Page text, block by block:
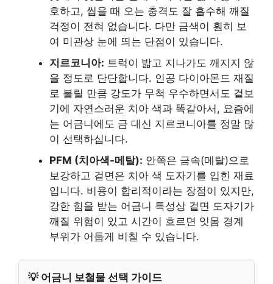
호하고, 씹을 때 오는 충격도 잘 흡수해 깨질
걱정이 전혀 없습니다. 다만 금색이 훤히 보
여 미관상 눈에 띄는 단점이 있습니다.
지르코니아: 트럭이 밟고 지나가도 깨지지 않
을 정도로 단단합니다. 인공 다이아몬드 재질
로 불릴 만큼 강도가 무척 우수하면서도 겉보
기에 자연스러운 치아 색과 똑같아서, 요즘에
는 어금니에도 금 대신 지르코니아를 정말 많
이 선택하십니다.
PFM (치아색-메탈): 안쪽은 금속(메탈)으로
보강하고 겉면은 치아 색 도자기를 입힌 재료
입니다. 비용이 합리적이라는 장점이 있지만,
강한 힘을 받는 어금니 특성상 겉면 도자기가
깨질 위험이 있고 시간이 흐르면 잇몸 경계
부위가 어둡게 비칠 수 있습니다.
💡 어금니 보철물 선택 가이드